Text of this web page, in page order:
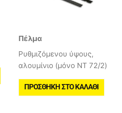
Πέλμα
Ρυθμιζόμενου ύψους,
αλουμίνιο (μόνο NT 72/2)
ΠΡΟΣΘΉΚΗ ΣΤΟ ΚΑΛΆΘΙ